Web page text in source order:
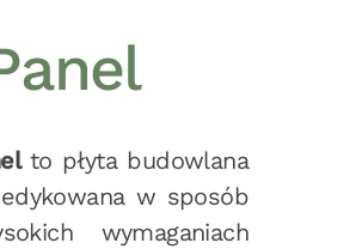
to płyta budowlana
w sposób
wymaganiach